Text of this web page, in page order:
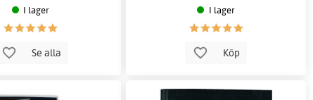
I lager
Se alla
I lager
Köp